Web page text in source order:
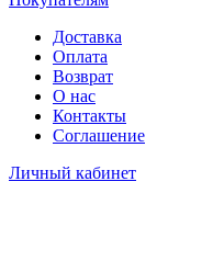
Доставка
Оплата
Возврат
О нас
Контакты
Соглашение
Личный кабинет